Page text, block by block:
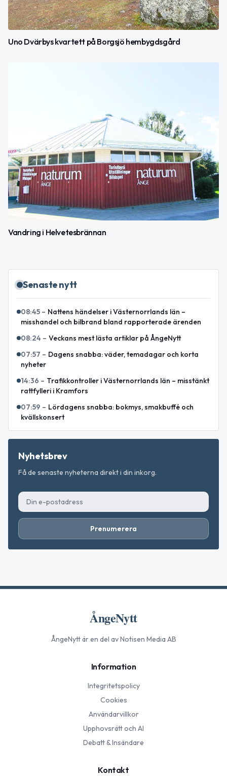
Uno Dvärbys kvartett på Borgsjö hembygdsgård
Vandring i Helvetesbrännan
Senaste nytt
08:45 – Nattens händelser i Västernorrlands län –
misshandel och bilbrand bland rapporterade ärenden
08:24 – Veckans mest lästa artiklar på ÅngeNytt
07:57 – Dagens snabba: väder, temadagar och korta
nyheter
14:36 – Trafikkontroller i Västernorrlands län – misstänkt
rattfylleri i Kramfors
07:59 – Lördagens snabba: bokmys, smakbuffé och
kvällskonsert
Nyhetsbrev
Få de senaste nyheterna direkt i din inkorg.
Prenumerera
ÅngeNytt
ÅngeNyttär en del av Notisen Media AB
Information
Integritetspolicy
Cookies
Användarvillkor
Upphovsrätt och AI
Debatt & Insändare
Kontakt